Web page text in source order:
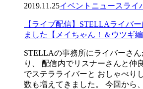
2019.11.25イベント ニュースライ
【ライブ配信】STELLAライバ
ました【メイちゃん！＆ウツギ編
STELLAの事務所にライバーさん
り、 配信内でリスナーさんと仲
でステラライバーと おしゃべり
数も増えてきました。 今回から